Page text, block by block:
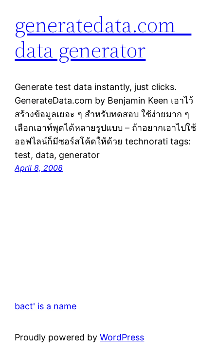
generatedata.com –
data generator
Generate test data instantly, just clicks.
GenerateData.com by Benjamin Keen เอาไว้
สร้างข้อมูลเยอะ ๆ สำหรับทดสอบ ใช้ง่ายมาก ๆ
เลือกเอาท์พุตได้หลายรูปแบบ – ถ้าอยากเอาไปใช้
ออฟไลน์ก็มีซอร์สโค้ดให้ด้วย technorati tags:
test, data, generator
April 8, 2008
bact' is a name
Proudly powered byWordPress